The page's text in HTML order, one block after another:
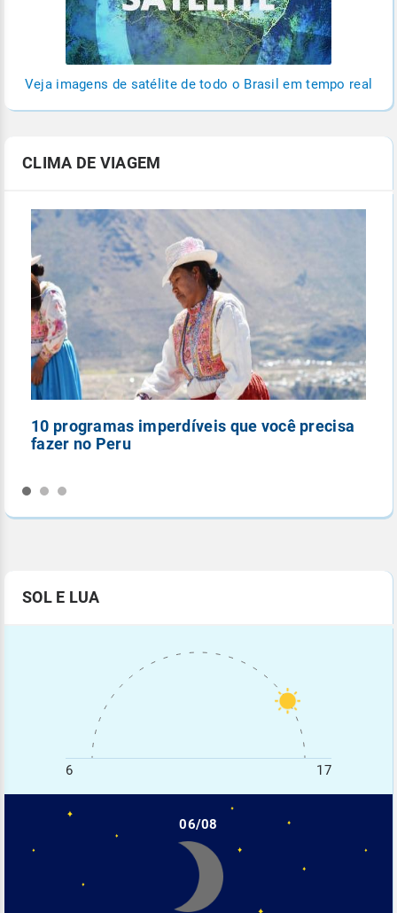
Veja imagens de satélite de todo o Brasil em tempo real
CLIMA DE VIAGEM
10 programas imperdíveis que você precisa
fazer no Peru
SOL E LUA
6 17
06/08